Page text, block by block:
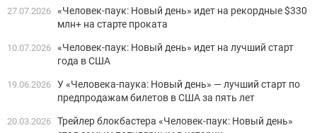
27.07.2026 «Человек-паук: Новый день» идет на рекордные $330
млн+ на старте проката
10.07.2026 «Человек-паук: Новый день» идет на лучший старт
года в США
19.06.2026 У «Человека-паука: Новый день» — лучший старт по
предпродажам билетов в США за пять лет
20.03.2026 Трейлер блокбастера «Человек-паук: Новый день»